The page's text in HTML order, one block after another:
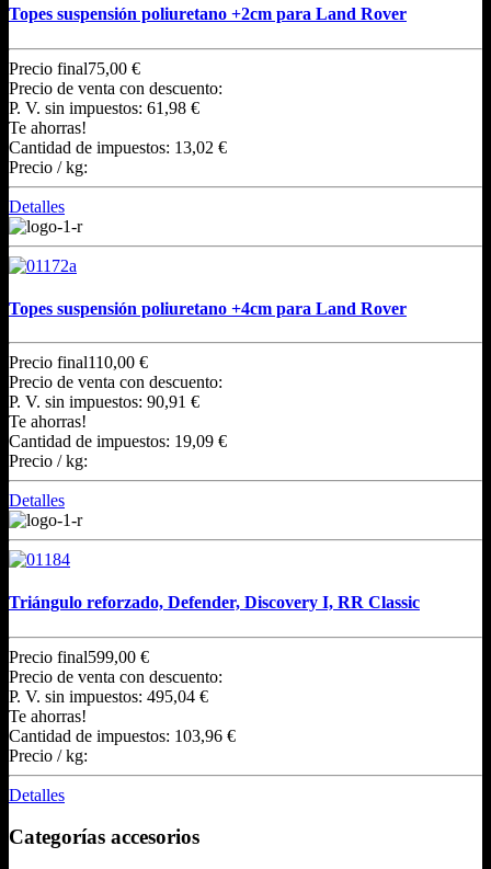
Topes suspensión poliuretano +2cm para Land Rover
Precio final75,00 €
Precio de venta con descuento:
P. V. sin impuestos: 61,98 €
Te ahorras!
Cantidad de impuestos: 13,02 €
Precio / kg:
Detalles
Topes suspensión poliuretano +4cm para Land Rover
Precio final110,00 €
Precio de venta con descuento:
P. V. sin impuestos: 90,91 €
Te ahorras!
Cantidad de impuestos: 19,09 €
Precio / kg:
Detalles
Triángulo reforzado, Defender, Discovery I, RR Classic
Precio final599,00 €
Precio de venta con descuento:
P. V. sin impuestos: 495,04 €
Te ahorras!
Cantidad de impuestos: 103,96 €
Precio / kg:
Detalles
Categorías accesorios